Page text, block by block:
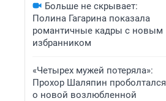
Больше не скрывает:
Полина Гагарина показала
романтичные кадры с новым
избранником
«Четырех мужей потеряла»:
Прохор Шаляпин проболтался
о новой возлюбленной